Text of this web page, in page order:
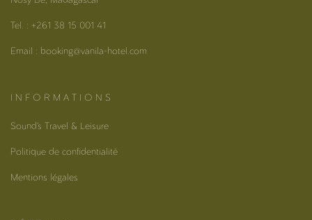
Tel. : +261 38 15 001 41
Email : booking@vanila-hotel.com
I N F O R M A T I O N S
Sound’s Travel & Leisure
Politique de confidentialité
Mentions légales